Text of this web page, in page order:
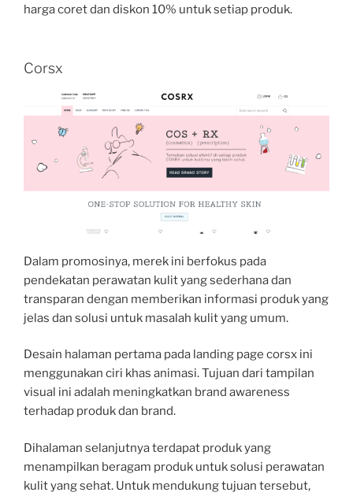
harga coret dan diskon 10% untuk setiap produk.
Corsx
Dalam promosinya, merek ini berfokus pada
pendekatan perawatan kulit yang sederhana dan
transparan dengan memberikan informasi produk yang
jelas dan solusi untuk masalah kulit yang umum.
Desain halaman pertama pada landing page corsx ini
menggunakan ciri khas animasi. Tujuan dari tampilan
visual ini adalah meningkatkan brand awareness
terhadap produk dan brand.
Dihalaman selanjutnya terdapat produk yang
menampilkan beragam produk untuk solusi perawatan
kulit yang sehat. Untuk mendukung tujuan tersebut,